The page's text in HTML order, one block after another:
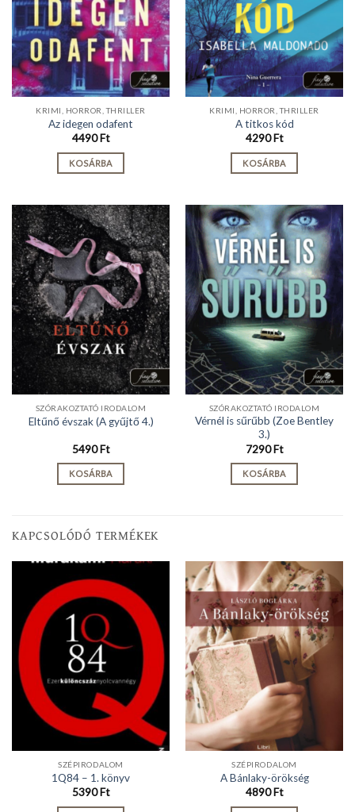
KRIMI, HORROR, THRILLER
Az idegen odafent
4490Ft
KOSÁRBA
KRIMI, HORROR, THRILLER
A titkos kód
4290Ft
KOSÁRBA
SZÓRAKOZTATÓ IRODALOM
Eltűnő évszak (A gyűjtő 4.)
5490Ft
KOSÁRBA
SZÓRAKOZTATÓ IRODALOM
Vérnél is sűrűbb (Zoe Bentley
3.)
7290Ft
KOSÁRBA
KAPCSOLÓDÓ TERMÉKEK
SZÉPIRODALOM
1Q84 – 1. könyv
5390Ft
SZÉPIRODALOM
A Bánlaky-örökség
4890Ft